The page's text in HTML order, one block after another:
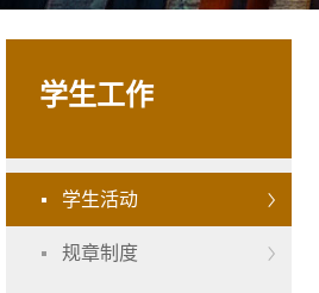
学生工作
学生活动
规章制度